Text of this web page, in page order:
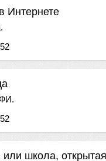
Интернете
школа,